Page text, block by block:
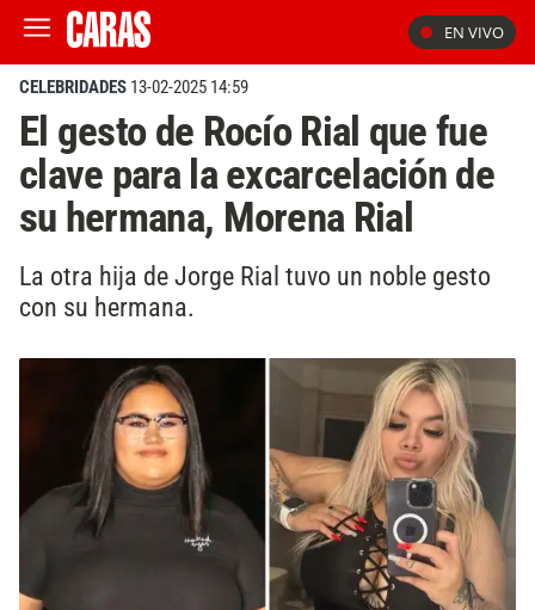
EN VIVO
CELEBRIDADES 13-02-2025 14:59
El gesto de Rocío Rial que fue
clave para la excarcelación de
su hermana, Morena Rial
La otra hija de Jorge Rial tuvo un noble gesto
con su hermana.